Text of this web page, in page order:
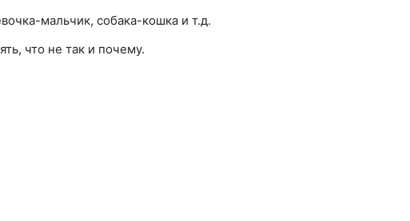
мальчик, собака-кошка и т.д.
что не так и почему.